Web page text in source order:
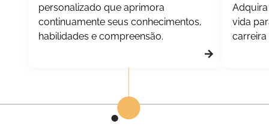
personalizado que aprimora
continuamente seus conhecimentos,
habilidades e compreensão.
Adquira
vida
carreira